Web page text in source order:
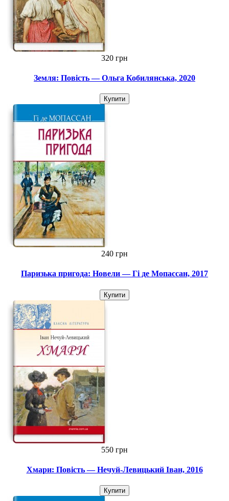
320 грн
Земля: Повість — Ольга Кобилянська, 2020
Купити
240 грн
Паризька пригода: Новели — Гі де Мопассан, 2017
Купити
550 грн
Хмари: Повість — Нечуй-Левицький Іван, 2016
Купити